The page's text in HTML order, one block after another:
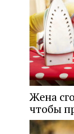
Жена
чтобы